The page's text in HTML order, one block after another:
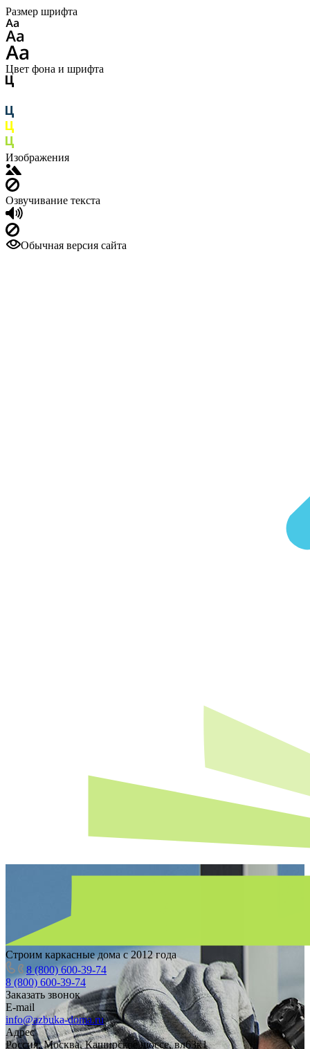
Размер шрифта
Цвет фона и шрифта
Изображения
Озвучивание текста
Обычная версия сайта
Строим каркасные дома с 2012 года
8 (800) 600-39-74
8 (800) 600-39-74
Заказать звонок
E-mail
info@azbuka-doma.ru
Адрес
Россия, Москва, Каширское шоссе, вл63к1